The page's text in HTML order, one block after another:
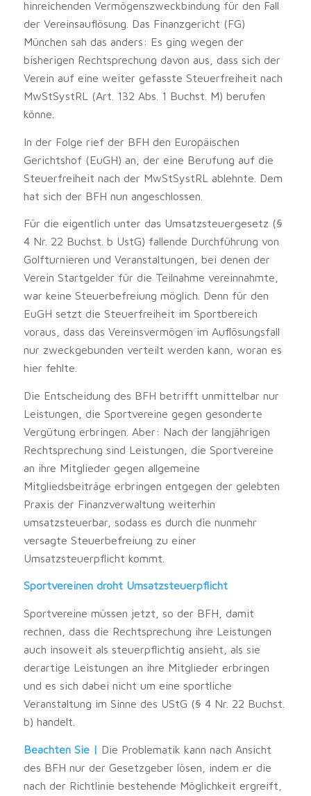
hinreichenden Vermögenszweckbindung für den Fall
der Vereinsauflösung. Das Finanzgericht (FG)
München sah das anders: Es ging wegen der
bisherigen Rechtsprechung davon aus, dass sich der
Verein auf eine weiter gefasste Steuerfreiheit nach
MwStSystRL (Art. 132 Abs. 1 Buchst. M) berufen
könne.
In der Folge rief der BFH den Europäischen
Gerichtshof (EuGH) an, der eine Berufung auf die
Steuerfreiheit nach der MwStSystRL ablehnte. Dem
hat sich der BFH nun angeschlossen.
Für die eigentlich unter das Umsatzsteuergesetz (§
4 Nr. 22 Buchst. b UstG) fallende Durchführung von
Golfturnieren und Veranstaltungen, bei denen der
Verein Startgelder für die Teilnahme vereinnahmte,
war keine Steuerbefreiung möglich. Denn für den
EuGH setzt die Steuerfreiheit im Sportbereich
voraus, dass das Vereinsvermögen im Auflösungsfall
nur zweckgebunden verteilt werden kann, woran es
hier fehlte.
Die Entscheidung des BFH betrifft unmittelbar nur
Leistungen, die Sportvereine gegen gesonderte
Vergütung erbringen. Aber: Nach der langjährigen
Rechtsprechung sind Leistungen, die Sportvereine
an ihre Mitglieder gegen allgemeine
Mitgliedsbeiträge erbringen entgegen der gelebten
Praxis der Finanzverwaltung weiterhin
umsatzsteuerbar, sodass es durch die nunmehr
versagte Steuerbefreiung zu einer
Umsatzsteuerpflicht kommt.
Sportvereinen droht Umsatzsteuerpflicht
Sportvereine müssen jetzt, so der BFH, damit
rechnen, dass die Rechtsprechung ihre Leistungen
auch insoweit als steuerpflichtig ansieht, als sie
derartige Leistungen an ihre Mitglieder erbringen
und es sich dabei nicht um eine sportliche
Veranstaltung im Sinne des UStG (§ 4 Nr. 22 Buchst.
b) handelt.
Beachten Sie | Die Problematik kann nach Ansicht
des BFH nur der Gesetzgeber lösen, indem er die
nach der Richtlinie bestehende Möglichkeit ergreift,